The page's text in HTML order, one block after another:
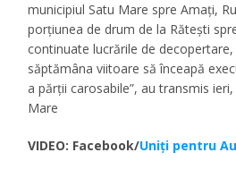
municipiul Satu Mare spre Amați,
porțiunea de drum de la Rătești
continuate lucrările de
săptămâna viitoare să înceapă
a părții carosabile”, au transmis
Mare
VIDEO: Facebook/Uniți pentru